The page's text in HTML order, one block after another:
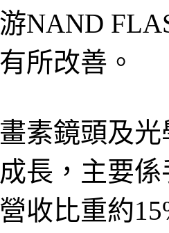
NAND
所改善。
素鏡頭及
長，主要
收比重約